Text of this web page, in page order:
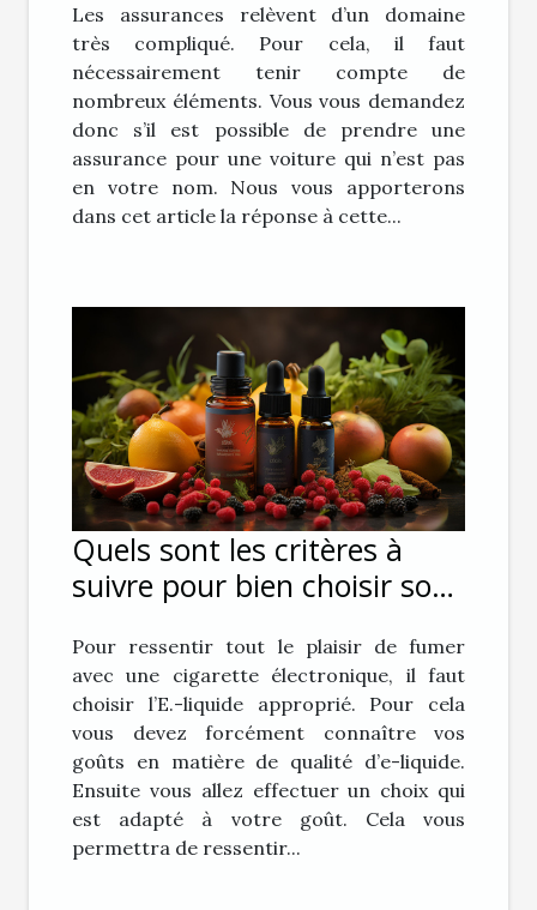
Les assurances relèvent d’un domaine
très compliqué. Pour cela, il faut
nécessairement tenir compte de
nombreux éléments. Vous vous demandez
donc s’il est possible de prendre une
assurance pour une voiture qui n’est pas
en votre nom. Nous vous apporterons
dans cet article la réponse à cette...
Quels sont les critères à
suivre pour bien choisir son
électronique ?
Pour ressentir tout le plaisir de fumer
avec une cigarette électronique, il faut
choisir l’E.-liquide approprié. Pour cela
vous devez forcément connaître vos
goûts en matière de qualité d’e-liquide.
Ensuite vous allez effectuer un choix qui
est adapté à votre goût. Cela vous
permettra de ressentir...